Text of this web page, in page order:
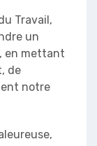
Travail,
un
en mettant
de
notre